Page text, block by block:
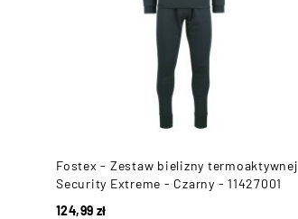
Fostex - Zestaw bielizny termoaktywnej
Security Extreme - Czarny - 11427001
124,99 zł